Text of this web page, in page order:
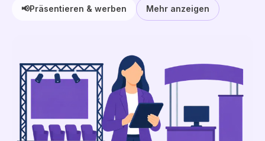
📢Präsentieren & werben Mehr anzeigen